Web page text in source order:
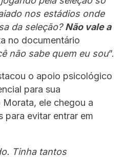
nos estádios onde
da seleção?Não vale a
no documentário
não sabe quem eu sou”.
o apoio psicológico
para sua
ele chegou a
para evitar entrar em
Tinha tantos